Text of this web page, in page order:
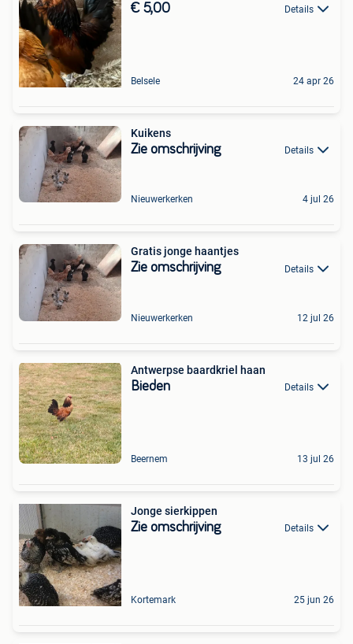
€ 5,00 Details
Belsele 24 apr 26
Kuikens
Zie omschrijving Details
Nieuwerkerken 4 jul 26
Gratis jonge haantjes
Zie omschrijving Details
Nieuwerkerken 12 jul 26
Antwerpse baardkriel haan
Bieden Details
Beernem 13 jul 26
Jonge sierkippen
Zie omschrijving Details
Kortemark 25 jun 26